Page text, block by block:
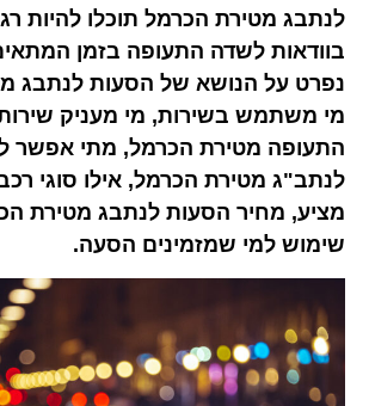
לנתבג מטירת הכרמל תוכלו להיות
בוודאות לשדה התעופה בזמן
נפרט על הנושא של הסעות לנתבג
מי משתמש בשירות, מי מעניק
התעופה מטירת הכרמל, מתי אפשר
לנתב"ג מטירת הכרמל, אילו סוגי
מציע, מחיר הסעות לנתבג מטירת
שימוש למי שמזמינים הסעה.